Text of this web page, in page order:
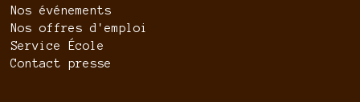
Nos événements
Nos offres d'emploi
Service École
Contact presse